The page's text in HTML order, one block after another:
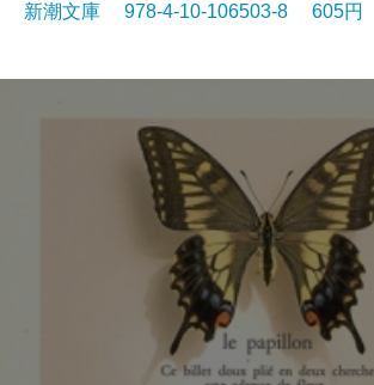
新潮文庫 978-4-10-106503-8 605円